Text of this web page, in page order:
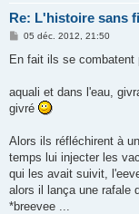
Re: L'histoire sans
M
s
g
e
05 déc. 2012, 21:50
En fait ils se combatent
aquali et dans l'eau,
givré
Alors ils réfléchirent à
temps lui injecter les
qui les avait suivit,
alors il lança une rafale
*breevee ...